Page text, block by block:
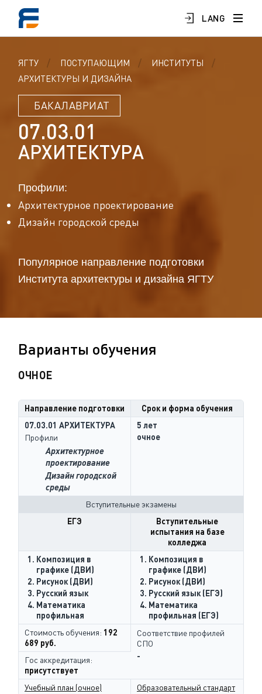
LANG
ЯГТУ ПОСТУПАЮЩИМ
ИНСТИТУТЫ
АРХИТЕКТУРЫ И ДИЗАЙНА
БАКАЛАВРИАТ
07.03.01
АРХИТЕКТУРА
Профили:
Архитектурное проектирование
Дизайн городской среды
Популярное направление подготовки
Института архитектуры и дизайна ЯГТУ
Варианты обучения
ОЧНОЕ
Направление подготовки
Срок и форма обучения
07.03.01 АРХИТЕКТУРА
Профили
Архитектурное
проектирование
Дизайн городской
среды
5 лет
очное
Вступительные экзамены
ЕГЭ
Вступительные
испытания на базе
колледжа
Композиция в
графике (ДВИ)
Рисунок (ДВИ)
Русский язык
Математика
профильная
Композиция в
графике (ДВИ)
Рисунок (ДВИ)
Русский язык (ЕГЭ)
Математика
профильная (ЕГЭ)
Стоимость обучения: 192
689 руб.
Соответствие профилей
СПО
-
Гос аккредитация:
присутствует
Учебный план (очное)
Образовательный стандарт